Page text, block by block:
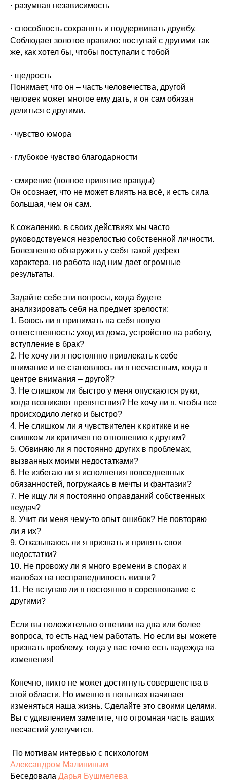
· разумная независимость
· способность сохранять и поддерживать дружбу.
Соблюдает золотое правило: поступай с другими так
же, как хотел бы, чтобы поступали с тобой
· щедрость
Понимает, что он – часть человечества, другой
человек может многое ему дать, и он сам обязан
делиться с другими.
· чувство юмора
· глубокое чувство благодарности
· смирение (полное принятие правды)
Он осознает, что не может влиять на всё, и есть сила
большая, чем он сам.
К сожалению, в своих действиях мы часто
руководствуемся незрелостью собственной личности.
Болезненно обнаружить у себя такой дефект
характера, но работа над ним дает огромные
результаты.
Задайте себе эти вопросы, когда будете
анализировать себя на предмет зрелости:
1. Боюсь ли я принимать на себя новую
ответственность: уход из дома, устройство на работу,
вступление в брак?
2. Не хочу ли я постоянно привлекать к себе
внимание и не становлюсь ли я несчастным, когда в
центре внимания – другой?
3. Не слишком ли быстро у меня опускаются руки,
когда возникают препятствия? Не хочу ли я, чтобы все
происходило легко и быстро?
4. Не слишком ли я чувствителен к критике и не
слишком ли критичен по отношению к другим?
5. Обвиняю ли я постоянно других в проблемах,
вызванных моими недостатками?
6. Не избегаю ли я исполнения повседневных
обязанностей, погружаясь в мечты и фантазии?
7. Не ищу ли я постоянно оправданий собственных
неудач?
8. Учит ли меня чему-то опыт ошибок? Не повторяю
ли я их?
9. Отказываюсь ли я признать и принять свои
недостатки?
10. Не провожу ли я много времени в спорах и
жалобах на несправедливость жизни?
11. Не вступаю ли я постоянно в соревнование с
другими?
Если вы положительно ответили на два или более
вопроса, то есть над чем работать. Но если вы можете
признать проблему, тогда у вас точно есть надежда на
изменения!
Конечно, никто не может достигнуть совершенства в
этой области. Но именно в попытках начинает
изменяться наша жизнь. Сделайте это своими целями.
Вы с удивлением заметите, что огромная часть ваших
несчастий улетучится.
По мотивам интервью с психологом
Александром Малининым
Беседовала Дарья Бушмелева